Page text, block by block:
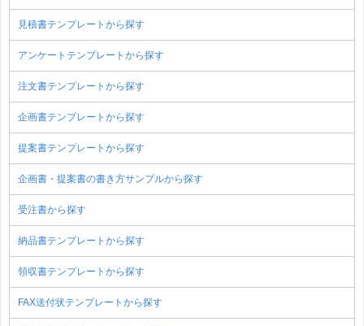
見積書テンプレートから探す
アンケートテンプレートから探す
注文書テンプレートから探す
企画書テンプレートから探す
提案書テンプレートから探す
企画書・提案書の書き方サンプルから探す
受注書から探す
納品書テンプレートから探す
領収書テンプレートから探す
FAX送付状テンプレートから探す